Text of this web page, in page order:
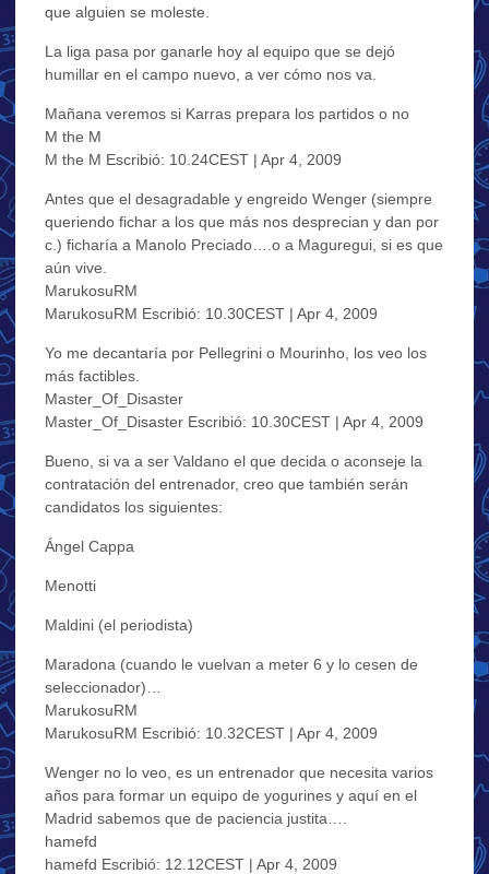
que alguien se moleste.
La liga pasa por ganarle hoy al equipo que se dejó
humillar en el campo nuevo, a ver cómo nos va.
Mañana veremos si Karras prepara los partidos o no
M the M
M the M Escribió: 10.24CEST | Apr 4, 2009
Antes que el desagradable y engreido Wenger (siempre
queriendo fichar a los que más nos desprecian y dan por
c.) ficharía a Manolo Preciado….o a Maguregui, si es que
aún vive.
MarukosuRM
MarukosuRM Escribió: 10.30CEST | Apr 4, 2009
Yo me decantaría por Pellegrini o Mourinho, los veo los
más factibles.
Master_Of_Disaster
Master_Of_Disaster Escribió: 10.30CEST | Apr 4, 2009
Bueno, si va a ser Valdano el que decida o aconseje la
contratación del entrenador, creo que también serán
candidatos los siguientes:
Ángel Cappa
Menotti
Maldini (el periodista)
Maradona (cuando le vuelvan a meter 6 y lo cesen de
seleccionador)…
MarukosuRM
MarukosuRM Escribió: 10.32CEST | Apr 4, 2009
Wenger no lo veo, es un entrenador que necesita varios
años para formar un equipo de yogurines y aquí en el
Madrid sabemos que de paciencia justita….
hamefd
hamefd Escribió: 12.12CEST | Apr 4, 2009